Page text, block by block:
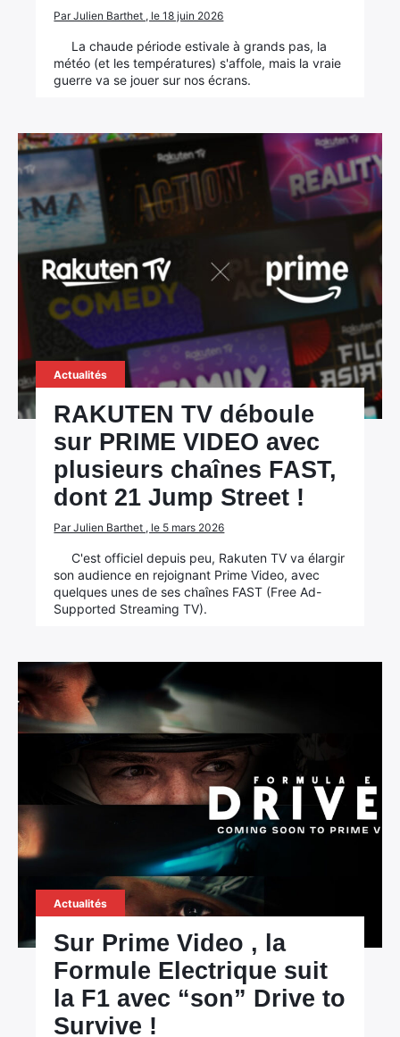
Par Julien Barthet , le 18 juin 2026
La chaude période estivale à grands pas, la
météo (et les températures) s'affole, mais la vraie
guerre va se jouer sur nos écrans.
Actualités
RAKUTEN TV déboule
sur PRIME VIDEO avec
plusieurs chaînes FAST,
dont 21 Jump Street !
Par Julien Barthet , le 5 mars 2026
C'est officiel depuis peu, Rakuten TV va élargir
son audience en rejoignant Prime Video, avec
quelques unes de ses chaînes FAST (Free Ad-
Supported Streaming TV).
Actualités
Sur Prime Video , la
Formule Electrique suit
la F1 avec “son” Drive to
Survive !